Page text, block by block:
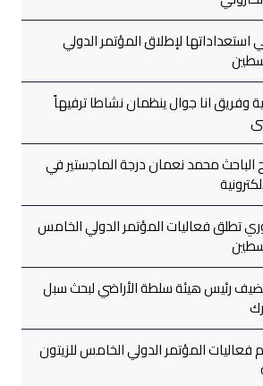
لإطلاق المؤتمر الدولي
وفريق انا جوال ينظمان نشاطا ترفيهاً
محمد نعمان درجة الماجستير في
تطلق فعاليات المؤتمر الدولي الخامس
رئيس هيئة سلطة الأراضي لبحث سبل
المؤتمر الدولي الخامس للزيتون